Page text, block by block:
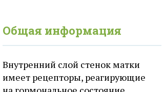
Общая информация
Внутренний слой стенок матки
имеет рецепторы, реагирующие